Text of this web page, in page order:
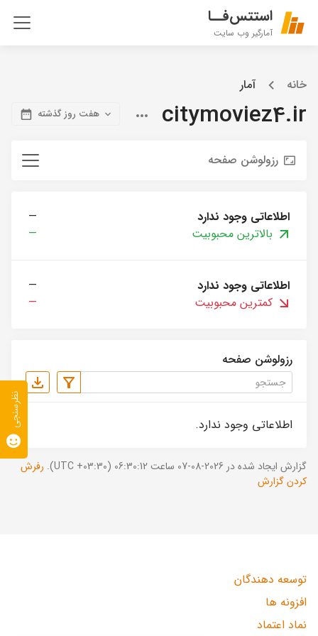
استتس‌فــا
آمارگیر وب سایت
خانه آمار
citymoviez4.ir هفت روز گذشته
رزولوشن صفحه
اطلاعاتی وجود ندارد
—
بالاترین محبوبیت
—
اطلاعاتی وجود ندارد
—
کمترین محبوبیت
—
رزولوشن صفحه
اطلاعاتی وجود ندارد.
گزارش ایجاد شده در 2026-08-07 ساعت 06:30:12 (UTC +03:30).
رفرش
کردن گزارش
توسعه دهندگان
افزونه ها
نماد اعتماد
نظرسنجی